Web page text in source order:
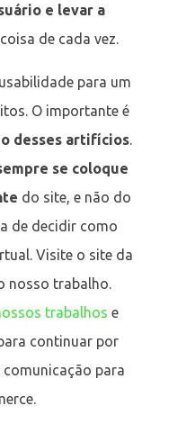
e levar a
de cada vez.
para um
O importante é
desses artifícios.
se coloque
do site, e não do
de decidir como
Visite o site da
nosso trabalho.
trabalhos e
continuar por
para